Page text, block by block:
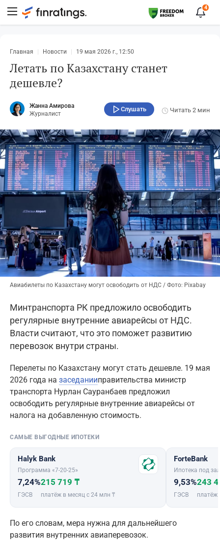
4
Главная Новости 19 мая 2026 г., 12:50
Летать по Казахстану станет
дешевле?
Жанна Амирова
Журналист
Слушать Читать 2 мин
Авиабилеты по Казахстану могут освободить от НДС / Фото: Pixabay
Минтранспорта РК предложило освободить
регулярные внутренние авиарейсы от НДС.
Власти считают, что это поможет развитию
перевозок внутри страны.
Перелеты по Казахстану могут стать дешевле. 19 мая
2026 года на заседанииправительства министр
транспорта Нурлан Сауранбаев предложил
освободить регулярные внутренние авиарейсы от
налога на добавленную стоимость.
САМЫЕ ВЫГОДНЫЕ ИПОТЕКИ
Halyk Bank
Программа «7-20-25»
7,24%
ГЭСВ
215 719 ₸
платёж в месяц с 24 млн ₸
ForteBank
Ипотека под
9,53%
ГЭСВ
243
платёж
По его словам, мера нужна для дальнейшего
развития внутренних авиаперевозок.